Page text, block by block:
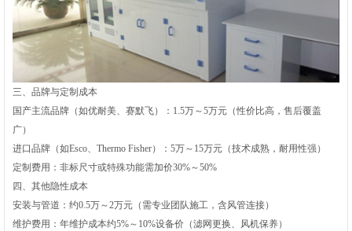
三、品牌与定制成本‌
国产主流品牌‌（如优耐美、赛默飞）：1.5万～5万元（性价比高，售后覆盖
广）
进口品牌‌（如Esco、Thermo Fisher）：5万～15万元（技术成熟，耐用性强）
定制费用‌：非标尺寸或特殊功能需加价30%～50%
四、其他隐性成本‌
安装与管道‌：约0.5万～2万元（需专业团队施工，含风管连接）
维护费用‌：年维护成本约5%～10%设备价（滤网更换、风机保养）